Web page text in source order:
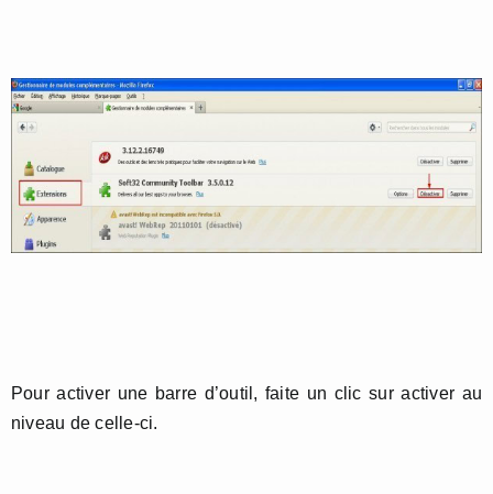
Pour activer une barre d’outil, faite un clic sur activer au
niveau de celle-ci.